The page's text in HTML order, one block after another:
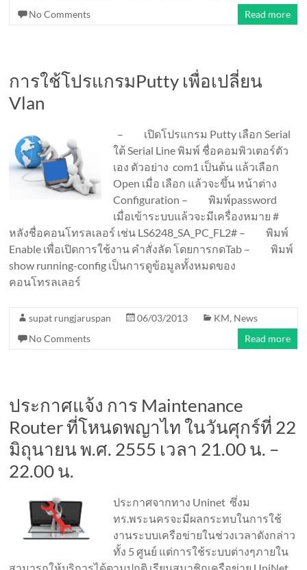
No Comments
Read more
การใช้โปรแกรมPutty เพื่อเปลี่ยน
Vlan
– เปิดโปรแกรม Putty เลือก Serial
ใต้ Serial Line พิมพ์ ชื่อคอมพิวเตอร์ตัว
เอง ตัวอย่าง com1 เป็นต้น แล้วเลือก
Open เมื่อ เลือก แล้วจะขึ้น หน้าต่าง
Configuration – พิมพ์password
เมื่อเข้าระบบแล้วจะมีเครื่องหมาย #
หลังชื่อคอนโทรลเลอร์ เช่น LS6248_SA_PC_FL2# – พิมพ์
Enable เพื่อเปิดการใช้งาน คำสั่งลัด โดยการกดTab – พิมพ์
show running-config เป็นการดูข้อมูลทั้งหมดของ
คอนโทรลเลอร์
supat rungjaruspan 06/03/2013 KM, News
No Comments
Read more
ประกาศแจ้ง การ Maintenance
Router ที่โหนดพญาไท ในวันศุกร์ที่ 22
มิถุนายน พ.ศ. 2555 เวลา 21.00 น. –
22.00 น.
ประกาศจากทาง Uninet ซึ่งม
ทร.พระนครจะมีผลกระทบในการใช้
งานระบบเครือข่ายในช่วงเวลาดังกล่าว
ทั้ง 5 ศูนย์ แต่การใช้ระบบต่างๆภายใน